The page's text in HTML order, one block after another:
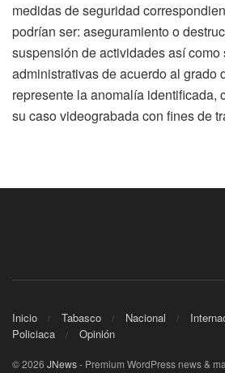
medidas de seguridad
podrían ser: aseguramiento o
suspensión de actividades así como
administrativas de acuerdo al grado
represente la anomalía identificada,
su caso videograbada con fines de
Inicio Tabasco Nacional
Policiaca
Opinión
© 2026 JNews- Premium WordPress news &